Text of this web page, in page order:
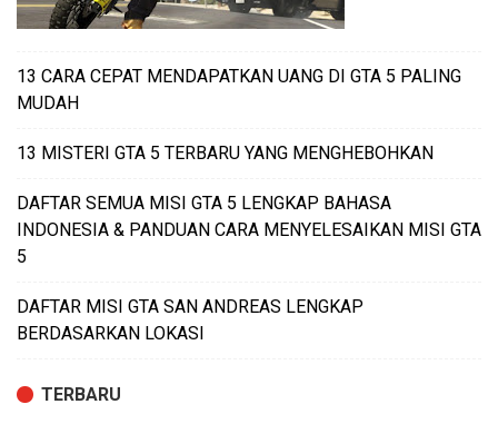
13 CARA CEPAT MENDAPATKAN UANG DI GTA 5 PALING
MUDAH
13 MISTERI GTA 5 TERBARU YANG MENGHEBOHKAN
DAFTAR SEMUA MISI GTA 5 LENGKAP BAHASA
INDONESIA & PANDUAN CARA MENYELESAIKAN MISI GTA
5
DAFTAR MISI GTA SAN ANDREAS LENGKAP
BERDASARKAN LOKASI
TERBARU